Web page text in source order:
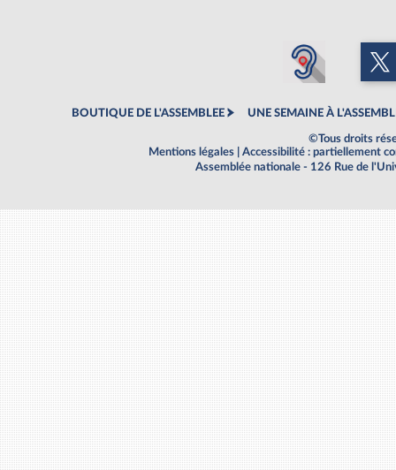
BOUTIQUE DE L'ASSEMBLEE UNE SEMAINE À
©Tous droits
Mentions légales
Accessibilité : partiellement
Assemblée nationale - 126 Rue de